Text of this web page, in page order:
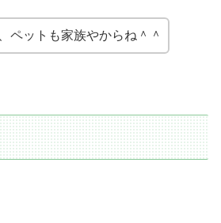
ペットも家族やからね＾＾